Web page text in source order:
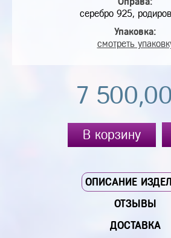
серебро 925,
Упаковка:
смотреть
7 500,00
В корзину
ОПИСАНИЕ
ОТЗЫВЫ
ДОСТАВКА